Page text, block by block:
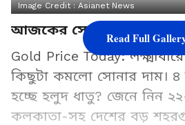
Image Credit :Asianet News
আজকের সোনার দাম
Gold Price Today:
কিছুটা কমলো সোনার দাম। ৪
হচ্ছে হলুদ ধাতু? জেনে নিন
কলকাতা-সহ দেশের বড়
Read Full